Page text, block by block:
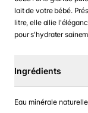
lait de votre bébé.
litre, elle allie
pour s'hydrater
Ingrédients
Eau minérale